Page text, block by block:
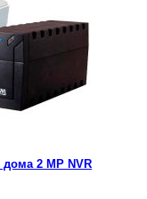
2 MP NVR